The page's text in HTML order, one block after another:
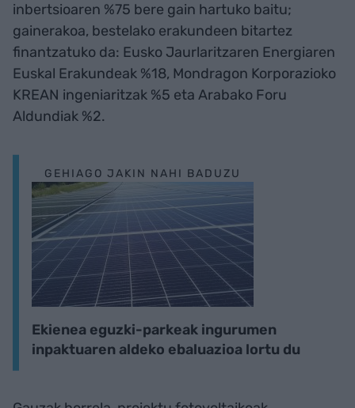
inbertsioaren %75 bere gain hartuko baitu;
gainerakoa, bestelako erakundeen bitartez
finantzatuko da: Eusko Jaurlaritzaren Energiaren
Euskal Erakundeak %18, Mondragon Korporazioko
KREAN ingeniaritzak %5 eta Arabako Foru
Aldundiak %2.
GEHIAGO JAKIN NAHI BADUZU
Ekienea eguzki-parkeak ingurumen
inpaktuaren aldeko ebaluazioa lortu du